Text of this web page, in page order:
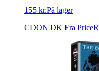
155 kr.På lager
CDON DK Fra